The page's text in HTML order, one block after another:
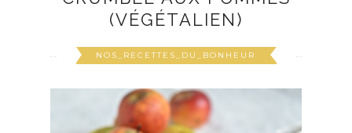
(VÉGÉTALIEN)
NOS_RECETTES_DU_BONHEUR